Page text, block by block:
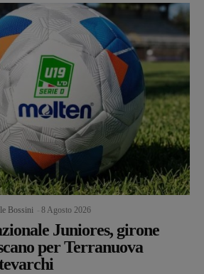
Bossini 8 Agosto 2026
Juniores, girone
per Terranuova